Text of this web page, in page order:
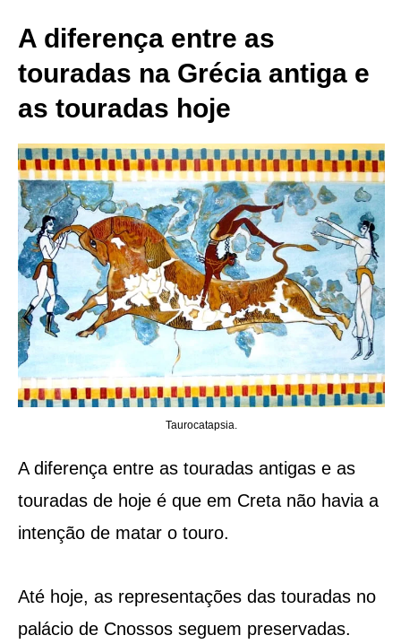
A diferença entre as
touradas na Grécia antiga e
as touradas hoje
Taurocatapsia.
A diferença entre as touradas antigas e as
touradas de hoje é que em Creta não havia a
intenção de matar o touro.
Até hoje, as representações das touradas no
palácio de Cnossos seguem preservadas.